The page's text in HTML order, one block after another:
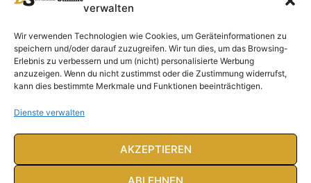
verwalten
Wir verwenden Technologien wie Cookies, um Geräteinformationen zu
speichern und/oder darauf zuzugreifen. Wir tun dies, um das Browsing-
Erlebnis zu verbessern und um (nicht) personalisierte Werbung
anzuzeigen. Wenn du nicht zustimmst oder die Zustimmung widerrufst,
kann dies bestimmte Merkmale und Funktionen beeinträchtigen.
Dienste verwalten
AKZEPTIEREN
ABLEHNEN
Unser Magazin
Spenden
Ausgaben
Abonnieren
Rubriken
Deutschland
Ausland
Feuilleton
Rechtliches
Rechtliche Hinweise
Impressum
Datenschutzerklärung